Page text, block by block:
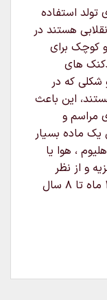
استفاده
هستند در
کوچک برای
های
شکلی که در
این باعث
مراسم و
یک ماده بسیار
، هوا یا
و از نظر
محیط زیست ایمن هستند، آنها بین ۴ ماه تا ۸ سال